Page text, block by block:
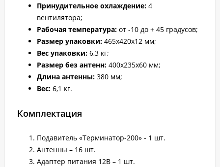
Принудительное охлаждение: 4
вентилятора;
Рабочая температура: от -10 до + 45 градусов;
Размер упаковки: 465х420х12 мм;
Вес упаковки: 6,3 кг;
Размер без антенн: 400x235x60 мм;
Длина антенны: 380 мм;
Вес: 6,1 кг.
Комплектация
Подавитель «Терминатор-200» - 1 шт.
Антенны – 16 шт.
Адаптер питания 12В – 1 шт.